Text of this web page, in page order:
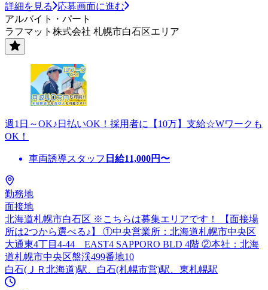
詳細を見る
応募画面に進む
アルバイト・パート
ラフマット株式会社 札幌市白石区エリア
週1日～OK♪日払いOK！採用者に【10万】支給☆Wワークも
OK！
車両誘導スタッフ 日給11,000円〜
勤務地
面接地
北海道札幌市白石区 ※こちらは募集エリアです！ 【面接場
所は2つから選べる♪】 ①中央営業所：北海道札幌市中央区
大通東4丁目4-44 EAST4 SAPPORO BLD 4階 ②本社：北海
道札幌市中央区盤渓499番地10
白石(ＪＲ北海道)駅、白石(札幌市営)駅、東札幌駅